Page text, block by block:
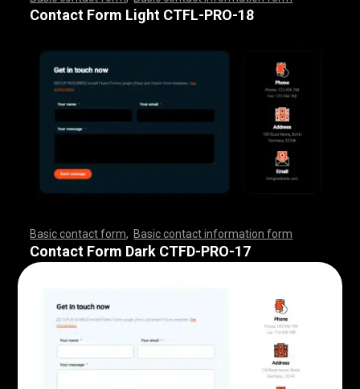
,,,,,,,,,,,,,,,,,,,,, ,,,,,,,,,,,,,,,,,,,,,,,,,,,,,,,,,,
,,,,,,,,,,,,,,,,,,,,, ,,,,,,,,,,,,,,,,,,,,,,,,,,,
Contact Form Light CTFL-PRO-18
Basic contact form Basic contact information form
,,,,,,,,,,,,,,,,,,,,, ,,,,,,,,,,,,,,,,,,,,,,,,,,,,,,,,,,
,,,,,,,,,,,,,,,,,,,,, ,,,,,,,,,,,,,,,,,,,,,,,,,,,
Contact Form Dark CTFD-PRO-17